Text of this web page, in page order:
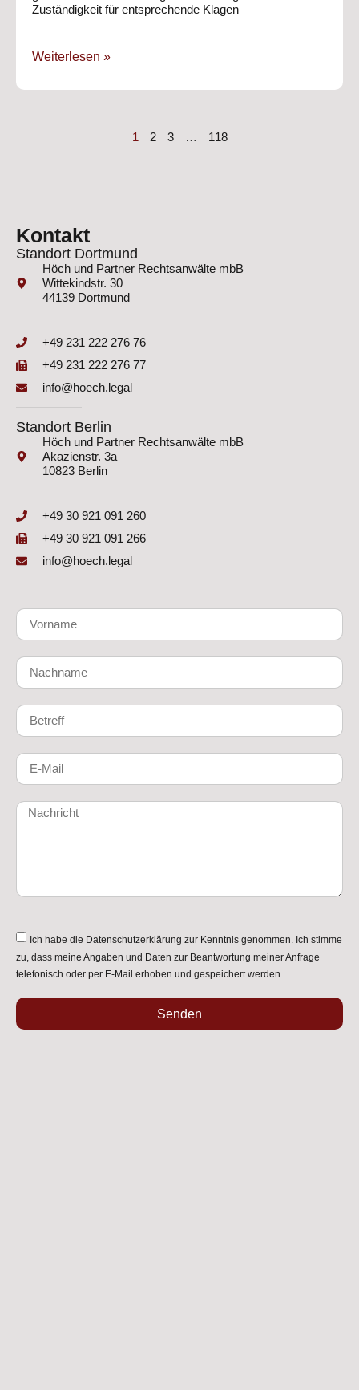
Zuständigkeit für entsprechende Klagen
Weiterlesen »
1 2 3 … 118
Kontakt
Standort Dortmund
Höch und Partner Rechtsanwälte mbB
Wittekindstr. 30
44139 Dortmund
+49 231 222 276 76
+49 231 222 276 77
info@hoech.legal
Standort Berlin
Höch und Partner Rechtsanwälte mbB
Akazienstr. 3a
10823 Berlin
+49 30 921 091 260
+49 30 921 091 266
info@hoech.legal
Ich habe die Datenschutzerklärung zur Kenntnis genommen. Ich stimme
zu, dass meine Angaben und Daten zur Beantwortung meiner Anfrage
telefonisch oder per E-Mail erhoben und gespeichert werden.
Senden